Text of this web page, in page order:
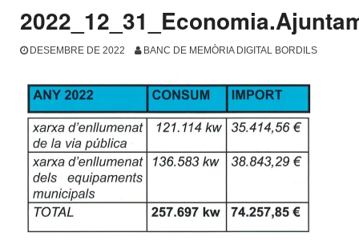
DESEMBRE DE 2022 BANC DE MEMÒRIA DIGITAL BORDILS